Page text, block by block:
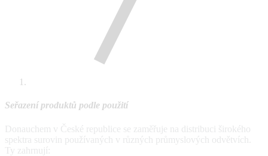
Seřazení produktů podle použití
Donauchem v České republice se zaměřuje na distribuci širokého
spektra surovin používaných v různých průmyslových odvětvích.
Ty zahrnují: